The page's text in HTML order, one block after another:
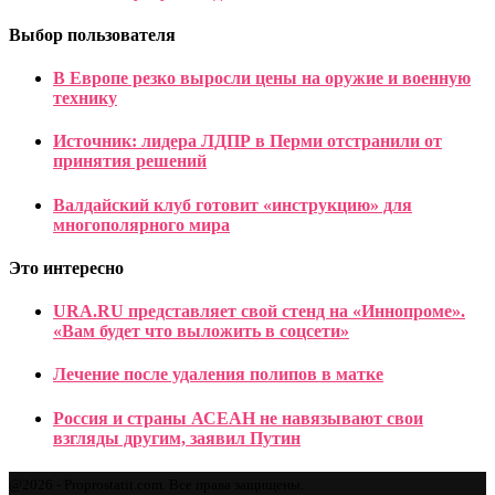
Выбор пользователя
В Европе резко выросли цены на оружие и военную
технику
Источник: лидера ЛДПР в Перми отстранили от
принятия решений
Валдайский клуб готовит «инструкцию» для
многополярного мира
Это интересно
URA.RU представляет свой стенд на «Иннопроме».
«Вам будет что выложить в соцсети»
Лечение после удаления полипов в матке
Россия и страны АСЕАН не навязывают свои
взгляды другим, заявил Путин